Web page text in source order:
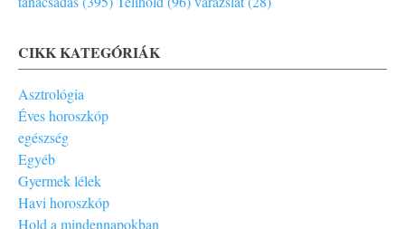
CIKK KATEGÓRIÁK
Asztrológia
Éves horoszkóp
egészség
Egyéb
Gyermek lélek
Havi horoszkóp
Hold a mindennapokban